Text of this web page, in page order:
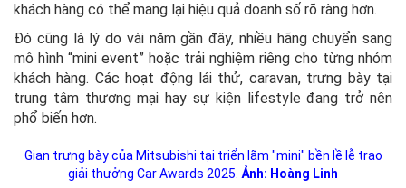
khách hàng có thể mang lại hiệu quả doanh số rõ ràng hơn.
Đó cũng là lý do vài năm gần đây, nhiều hãng chuyển sang
mô hình “mini event” hoặc trải nghiệm riêng cho từng nhóm
khách hàng. Các hoạt động lái thử, caravan, trưng bày tại
trung tâm thương mại hay sự kiện lifestyle đang trở nên
phổ biến hơn.
Gian trưng bày của Mitsubishi tại triển lãm "mini" bền lề lễ trao
giải thưởng Car Awards 2025. Ảnh: Hoàng Linh